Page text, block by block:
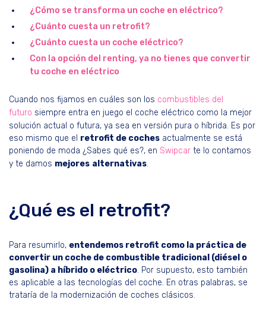
¿Cómo se transforma un coche en eléctrico?
¿Cuánto cuesta un retrofit?
¿Cuánto cuesta un coche eléctrico?
Con la opción del renting, ya no tienes que convertir
tu coche en eléctrico
Cuando nos fijamos en cuáles son los combustibles del
futuro siempre entra en juego el coche eléctrico como la mejor
solución actual o futura, ya sea en versión pura o híbrida. Es por
eso mismo que el retrofit de coches actualmente se está
poniendo de moda ¿Sabes qué es?, en Swipcar te lo contamos
y te damos mejores alternativas.
¿Qué es el retrofit?
Para resumirlo, entendemos retrofit como la práctica de
convertir un coche de combustible tradicional (diésel o
gasolina) a híbrido o eléctrico. Por supuesto, esto también
es aplicable a las tecnologías del coche. En otras palabras, se
trataría de la modernización de coches clásicos.